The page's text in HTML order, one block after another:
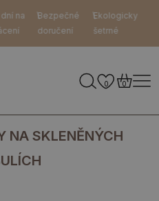
14 dní na
vrácení
Bezpečné
doručení
Ekologicky
šetrné
0 0
NA SKLENĚNÝCH